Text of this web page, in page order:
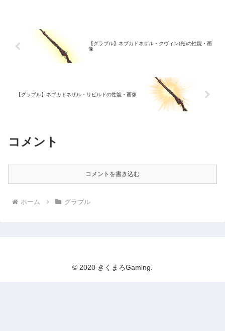
【グラブル】ネブカドネザル・クヴィン(光)の性能・画
像
【グラブル】ネブカドネザル・リビルドの性能・画像
コメント
コメントを書き込む
ホーム グラブル
© 2020 きくまろGaming.